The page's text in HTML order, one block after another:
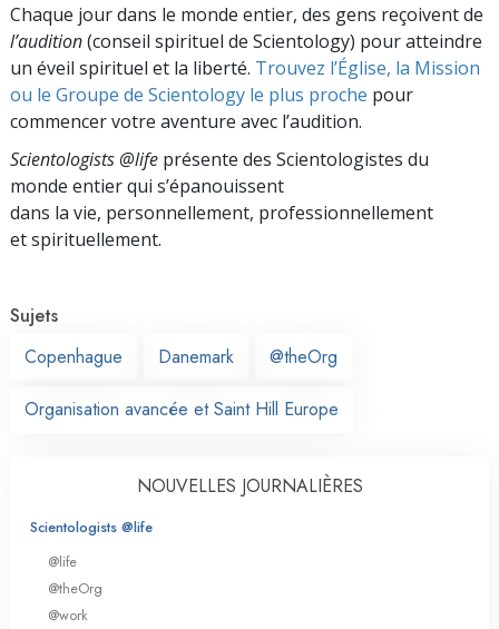
Chaque jour dans le monde entier, des gens reçoivent de
l’audition(conseil spirituel de Scientology) pour atteindre
un éveil spirituel et la liberté. Trouvez l’Église, la Mission
ou le Groupe de Scientology le plus proche pour
commencer votre aventure avec l’audition.
Scientologists @life présente des Scientologistes du
monde entier qui s’épanouissent
dans la vie, personnellement, professionnellement
et spirituellement.
Sujets
Copenhague
Danemark @theOrg
Organisation avancée et Saint Hill Europe
NOUVELLES JOURNALIÈRES
Scientologists @life
@life
@theOrg
@work